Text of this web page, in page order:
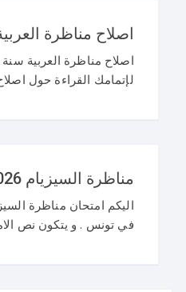
اصلاح مناظرة العربية
لإتمامك القراءة حول
مناظرة السيزيام 2026 ايقاظ علمي